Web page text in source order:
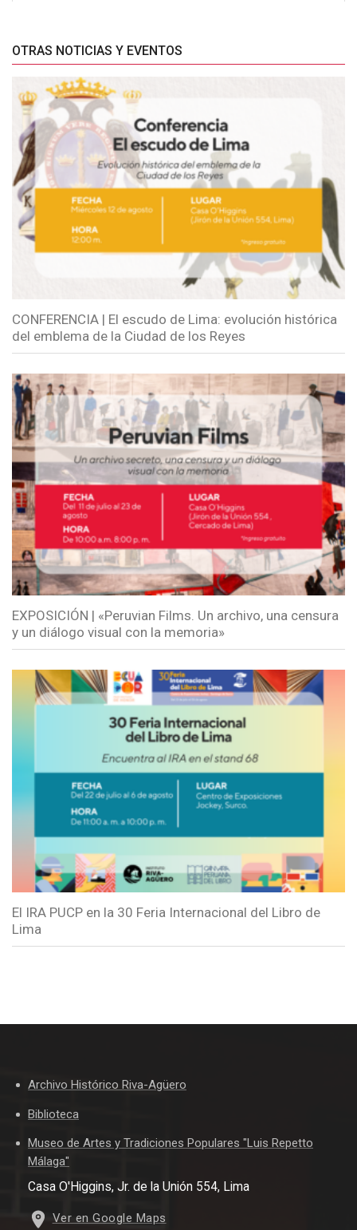
OTRAS NOTICIAS Y EVENTOS
CONFERENCIA | El escudo de Lima: evolución histórica
del emblema de la Ciudad de los Reyes
EXPOSICIÓN | «Peruvian Films. Un archivo, una censura
y un diálogo visual con la memoria»
El IRA PUCP en la 30 Feria Internacional del Libro de
Lima
Archivo Histórico Riva-Agüero
Biblioteca
Museo de Artes y Tradiciones Populares "Luis Repetto
Málaga"
Casa O'Higgins, Jr. de la Unión 554, Lima
Ver en Google Maps